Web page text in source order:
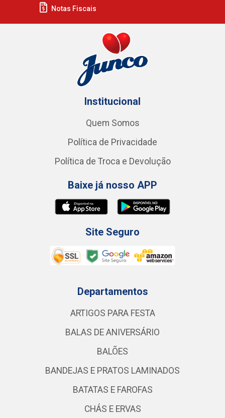
Notas Fiscais
Institucional
Quem Somos
Política de Privacidade
Política de Troca e Devolução
Baixe já nosso APP
Site Seguro
Departamentos
ARTIGOS PARA FESTA
BALAS DE ANIVERSÁRIO
BALÕES
BANDEJAS E PRATOS LAMINADOS
BATATAS E FAROFAS
CHÁS E ERVAS